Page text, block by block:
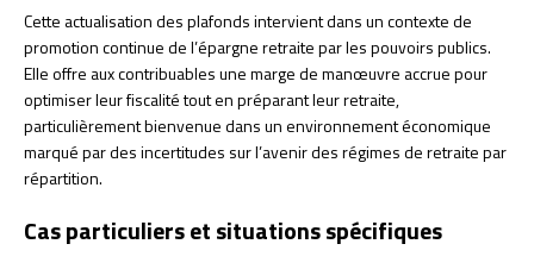
Cette actualisation des plafonds intervient dans un contexte de
promotion continue de l’épargne retraite par les pouvoirs publics.
Elle offre aux contribuables une marge de manœuvre accrue pour
optimiser leur fiscalité tout en préparant leur retraite,
particulièrement bienvenue dans un environnement économique
marqué par des incertitudes sur l’avenir des régimes de retraite par
répartition.
Cas particuliers et situations spécifiques